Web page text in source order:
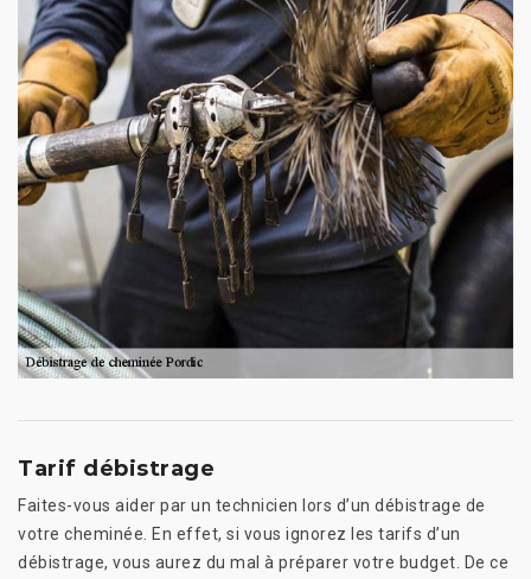
Tarif débistrage
Faites-vous aider par un technicien lors d’un débistrage de
votre cheminée. En effet, si vous ignorez les tarifs d’un
débistrage, vous aurez du mal à préparer votre budget. De ce